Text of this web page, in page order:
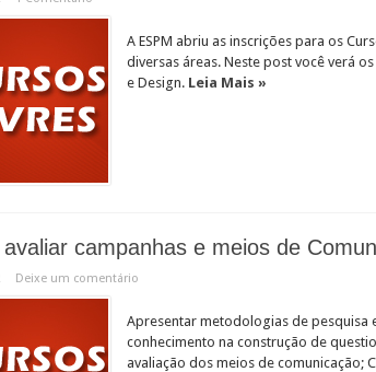
A ESPM abriu as inscrições para os
diversas áreas. Neste post você verá
e Design. Leia Mais »
campanhas e meios de
Deixe um comentário
Apresentar metodologias de pesquisa
conhecimento na construção de
avaliação dos meios de comunicação;